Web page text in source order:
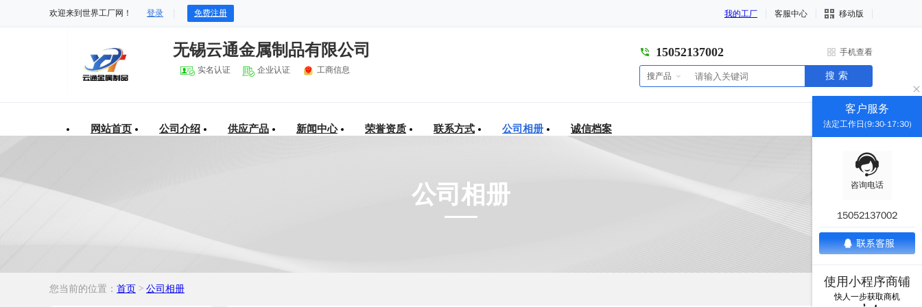
欢迎来到世界工厂网！ 登录 免费注册 我的工厂 客服中心 移动版
无锡云通金属制品有限公司
实名认证 企业认证 工商信息
15052137002 手机查看
搜产品 搜索
网站首页 公司介绍 供应产品 新闻中心 荣誉资质 联系方式 公司相册 诚信档案
公司相册
您当前的位置： 首页 > 公司相册
客户服务
法定工作日(9:30-17:30)
咨询电话
15052137002
使用小程序商铺
快人一步获取商机